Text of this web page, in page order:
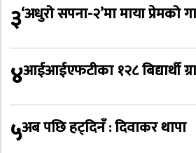
३‘अधुरो सपना-२’मा माया प्रेमको
४आईआईएफटीका १२८ बिद्यार्थी
५अब पछि हट्दिनँ : दिवाकर थापा